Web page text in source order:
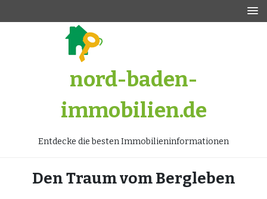
nord-baden-
immobilien.de
Entdecke die besten Immobilieninformationen
Den Traum vom Bergleben